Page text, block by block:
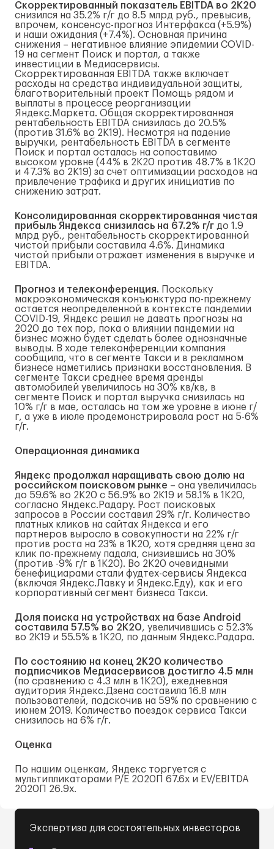
Скорректированный показатель EBITDA во 2К20
снизился на 35.2% г/г до 8.5 млрд руб., превысив,
впрочем, консенсус-прогноз Интерфакса (+5.9%)
и наши ожидания (+7.4%). Основная причина
снижения – негативное влияние эпидемии COVID-
19 на сегмент Поиск и портал, а также
инвестиции в Медиасервисы.
Скорректированная EBITDA также включает
расходы на средства индивидуальной защиты,
благотворительный проект Помощь рядом и
выплаты в процессе реорганизации
Яндекс.Маркета. Общая скорректированная
рентабельность EBITDA снизилась до 20.5%
(против 31.6% во 2К19). Несмотря на падение
выручки, рентабельность EBITDA в сегменте
Поиск и портал осталась на сопоставимо
высоком уровне (44% в 2К20 против 48.7% в 1К20
и 47.3% во 2К19) за счет оптимизации расходов на
привлечение трафика и других инициатив по
снижению затрат.
Консолидированная скорректированная чистая
прибыль Яндекса снизилась на 67.2% г/г до 1.9
млрд руб., рентабельность скорректированной
чистой прибыли составила 4.6%. Динамика
чистой прибыли отражает изменения в выручке и
EBITDA.
Прогноз и телеконференция. Поскольку
макроэкономическая конъюнктура по-прежнему
остается неопределенной в контексте пандемии
COVID-19, Яндекс решил не давать прогнозы на
2020 до тех пор, пока о влиянии пандемии на
бизнес можно будет сделать более однозначные
выводы. В ходе телеконференции компания
сообщила, что в сегменте Такси и в рекламном
бизнесе наметились признаки восстановления. В
сегменте Такси среднее время аренды
автомобилей увеличилось на 30% кв/кв, в
сегменте Поиск и портал выручка снизилась на
10% г/г в мае, осталась на том же уровне в июне г/
г, а уже в июле продемонстрировала рост на 5-6%
г/г.
Операционная динамика
Яндекс продолжал наращивать свою долю на
российском поисковом рынке – она увеличилась
до 59.6% во 2К20 с 56.9% во 2К19 и 58.1% в 1К20,
согласно Яндекс.Радару. Рост поисковых
запросов в России составил 29% г/г. Количество
платных кликов на сайтах Яндекса и его
партнеров выросло в совокупности на 22% г/г
против роста на 23% в 1К20, хотя средняя цена за
клик по-прежнему падала, снизившись на 30%
(против -9% г/г в 1К20). Во 2К20 очевидными
бенефициарами стали фудтех-сервисы Яндекса
(включая Яндекс.Лавку и Яндекс.Еду), как и его
корпоративный сегмент бизнеса Такси.
Доля поиска на устройствах на базе Android
составила 57.5% во 2К20, увеличившись с 52.3%
во 2К19 и 55.5% в 1К20, по данным Яндекс.Радара.
По состоянию на конец 2К20 количество
подписчиков Медиасервисов достигло 4.5 млн
(по сравнению с 4.3 млн в 1К20), ежедневная
аудитория Яндекс.Дзена составила 16.8 млн
пользователей, подскочив на 59% по сравнению с
июнем 2019. Количество поездок сервиса Такси
снизилось на 6% г/г.
Оценка
По нашим оценкам, Яндекс торгуется с
мультипликаторами P/E 2020П 67.6x и EV/EBITDA
2020П 26.9x.
Экспертиза для состоятельных инвесторов